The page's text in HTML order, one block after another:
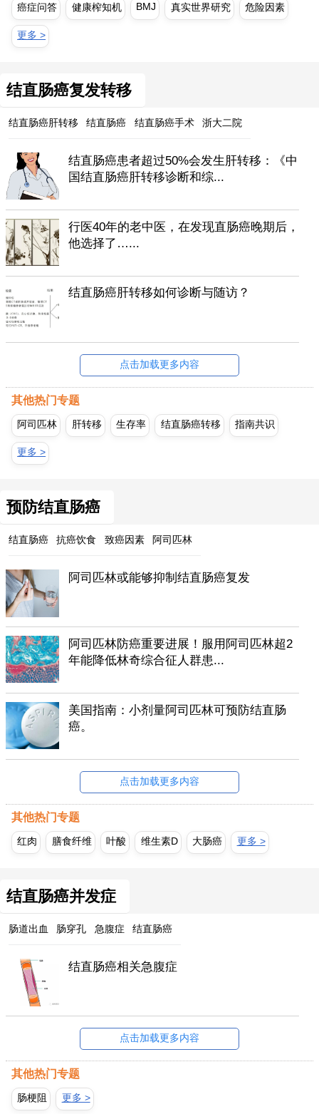
癌症问答 健康榨知机 BMJ 真实世界研究 危险因素
更多 >
结直肠癌复发转移
结直肠癌肝转移 结直肠癌 结直肠癌手术 浙大二院
结直肠癌患者超过50%会发生肝转移：《中
国结直肠癌肝转移诊断和综...
行医40年的老中医，在发现直肠癌晚期后，
他选择了…...
结直肠癌肝转移如何诊断与随访？
点击加载更多内容
其他热门专题
阿司匹林 肝转移 生存率 结直肠癌转移 指南共识
更多 >
预防结直肠癌
结直肠癌 抗癌饮食 致癌因素 阿司匹林
阿司匹林或能够抑制结直肠癌复发
阿司匹林防癌重要进展！服用阿司匹林超2
年能降低林奇综合征人群患...
美国指南：小剂量阿司匹林可预防结直肠
癌。
点击加载更多内容
其他热门专题
红肉 膳食纤维 叶酸 维生素D 大肠癌 更多 >
结直肠癌并发症
肠道出血 肠穿孔 急腹症 结直肠癌
结直肠癌相关急腹症
点击加载更多内容
其他热门专题
肠梗阻 更多 >